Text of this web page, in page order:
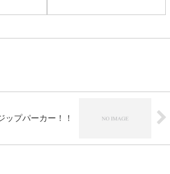
ップパーカー！！